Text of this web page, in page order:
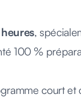
,
100 %
court